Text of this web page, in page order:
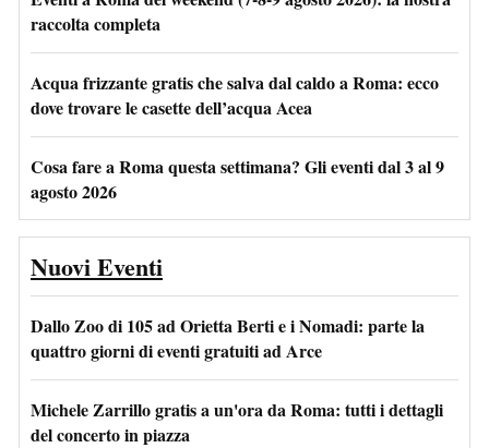
raccolta completa
Acqua frizzante gratis che salva dal caldo a Roma: ecco
dove trovare le casette dell’acqua Acea
Cosa fare a Roma questa settimana? Gli eventi dal 3 al 9
agosto 2026
Nuovi Eventi
Dallo Zoo di 105 ad Orietta Berti e i Nomadi: parte la
quattro giorni di eventi gratuiti ad Arce
Michele Zarrillo gratis a un'ora da Roma: tutti i dettagli
del concerto in piazza